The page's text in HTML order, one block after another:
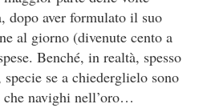
dopo aver formulato il suo
al giorno (divenute cento a
Benché, in realtà, spesso
se a chiederglielo sono
navighi nell’oro…